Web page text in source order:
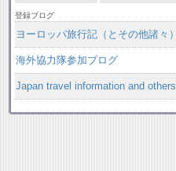
登録ブログ
ヨーロッパ旅行記（とその他諸々）
海外協力隊参加ブログ
Japan travel information and others.